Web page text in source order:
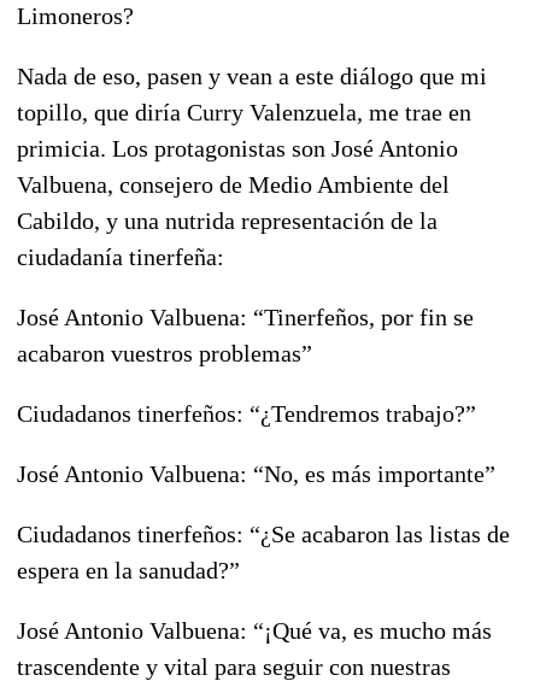
Limoneros?
Nada de eso, pasen y vean a este diálogo que mi
topillo, que diría Curry Valenzuela, me trae en
primicia. Los protagonistas son José Antonio
Valbuena, consejero de Medio Ambiente del
Cabildo, y una nutrida representación de la
ciudadanía tinerfeña:
José Antonio Valbuena: “Tinerfeños, por fin se
acabaron vuestros problemas”
Ciudadanos tinerfeños: “¿Tendremos trabajo?”
José Antonio Valbuena: “No, es más importante”
Ciudadanos tinerfeños: “¿Se acabaron las listas de
espera en la sanudad?”
José Antonio Valbuena: “¡Qué va, es mucho más
trascendente y vital para seguir con nuestras